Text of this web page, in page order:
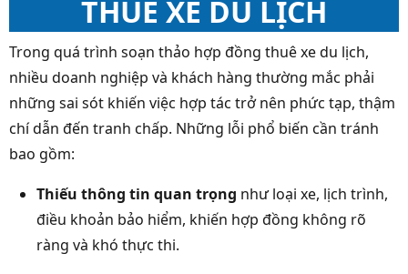
THUÊ XE DU LỊCH
Trong quá trình soạn thảo hợp đồng thuê xe du lịch,
nhiều doanh nghiệp và khách hàng thường mắc phải
những sai sót khiến việc hợp tác trở nên phức tạp, thậm
chí dẫn đến tranh chấp. Những lỗi phổ biến cần tránh
bao gồm:
Thiếu thông tin quan trọng như loại xe, lịch trình,
điều khoản bảo hiểm, khiến hợp đồng không rõ
ràng và khó thực thi.